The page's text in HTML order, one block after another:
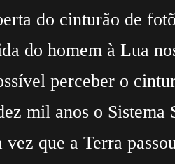
do cinturão de
do homem à Lua
perceber o
mil anos o
que a Terra